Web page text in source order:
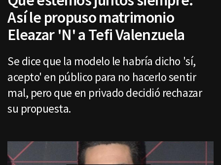
Así le propuso matrimonio
Eleazar 'N' a Tefi Valenzuela
Se dice que la modelo le habría dicho 'sí,
acepto' en público para no hacerlo sentir
mal, pero que en privado decidió rechazar
su propuesta.